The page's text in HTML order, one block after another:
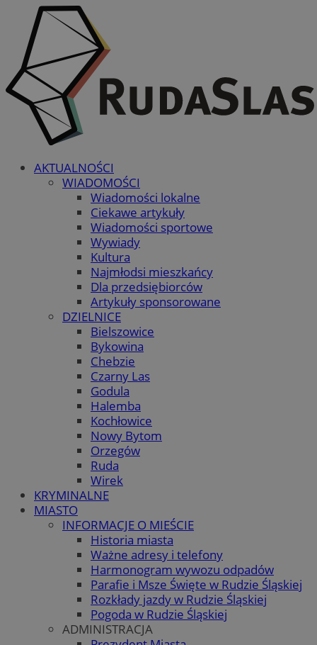
AKTUALNOŚCI
WIADOMOŚCI
Wiadomości lokalne
Ciekawe artykuły
Wiadomości sportowe
Wywiady
Kultura
Najmłodsi mieszkańcy
Dla przedsiębiorców
Artykuły sponsorowane
DZIELNICE
Bielszowice
Bykowina
Chebzie
Czarny Las
Godula
Halemba
Kochłowice
Nowy Bytom
Orzegów
Ruda
Wirek
KRYMINALNE
MIASTO
INFORMACJE O MIEŚCIE
Historia miasta
Ważne adresy i telefony
Harmonogram wywozu odpadów
Parafie i Msze Święte w Rudzie Śląskiej
Rozkłady jazdy w Rudzie Śląskiej
Pogoda w Rudzie Śląskiej
ADMINISTRACJA